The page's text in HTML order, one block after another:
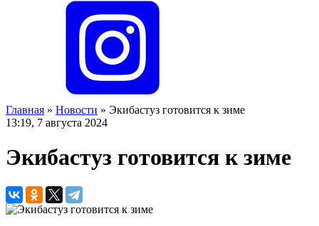
Главная » Новости » Экибастуз готовится к зиме
13:19, 7 августа 2024
Экибастуз готовится к зиме